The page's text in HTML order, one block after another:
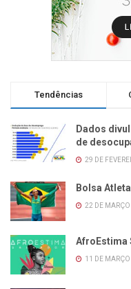
Tendências
Dados
de
29 DE
Bolsa
22 DE
AfroEstima
11 DE